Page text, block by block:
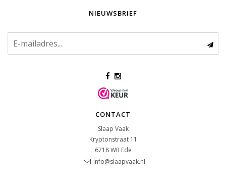
NIEUWSBRIEF
CONTACT
Slaap Vaak
Kryptonstraat 11
6718 WR Ede
info@slaapvaak.nl